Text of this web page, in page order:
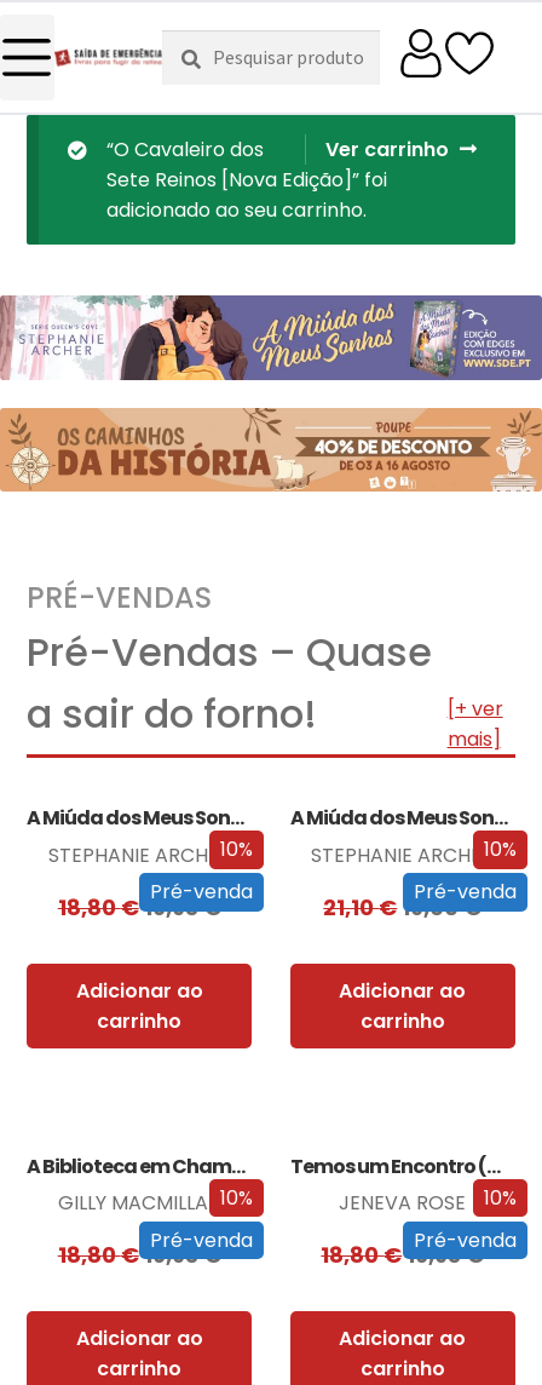
Pesquisar
por:
Pesquisa
Ver carrinho
“O Cavaleiro dos
Sete Reinos [Nova Edição]” foi
adicionado ao seu carrinho.
PRÉ-VENDAS
Pré-Vendas – Quase
a sair do forno!
[+ ver
mais]
10%
Pré-venda
A Miúda dos Meus Sonhos
STEPHANIE ARCHER
18,80€16,93€
Adicionar ao
carrinho
10%
Pré-venda
A Miúda dos Meus Sonhos – Edição…
STEPHANIE ARCHER
21,10€19,00€
Adicionar ao
carrinho
10%
Pré-venda
A Biblioteca em Chamas
GILLY MACMILLAN
18,80€16,93€
Adicionar ao
carrinho
10%
Pré-venda
Temos um Encontro (Outra Vez)
JENEVA ROSE
18,80€16,93€
Adicionar ao
carrinho